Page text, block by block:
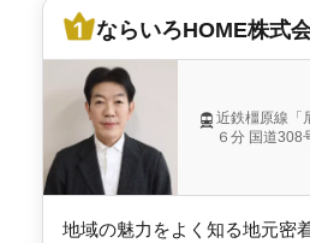
ならいろHOME株式
近鉄橿原線「
６分 国道308
地域の魅力をよく知る地元密